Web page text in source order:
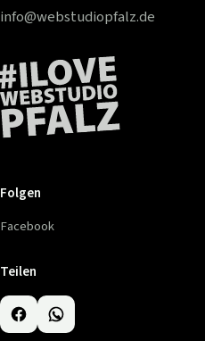
info@webstudiopfalz.de
Folgen
Facebook
Teilen